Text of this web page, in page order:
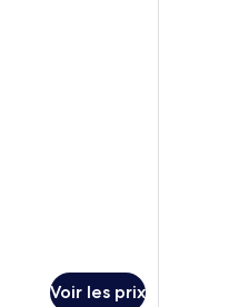
Voir les prix